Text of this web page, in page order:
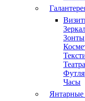
Зонты
Часы
Янтарные